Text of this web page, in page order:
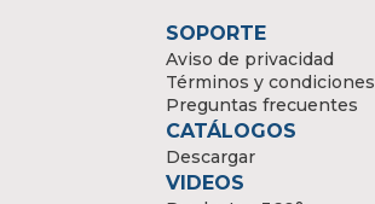
SOPORTE
Aviso de privacidad
Términos y condiciones
Preguntas frecuentes
CATÁLOGOS
Descargar
VIDEOS